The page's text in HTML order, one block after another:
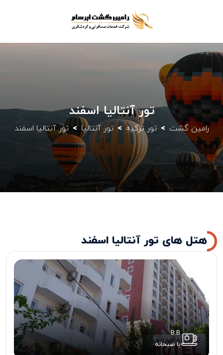
تور آنتالیا اسفند
رامین گشت تور ترکیه تور آنتالیا تور آنتالیا اسفند
هتل های تور آنتالیا اسفند
B.B
با صبحانه